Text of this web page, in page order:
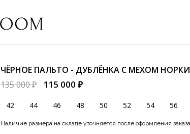
ЧЁРНОЕ ПАЛЬТО - ДУБЛЁНКА С МЕХОМ НОРКИ
135 000 ₽
115 000 ₽
42 44 46 48 50 52 54 56
Наличие размера на складе уточняется после оформления заказа